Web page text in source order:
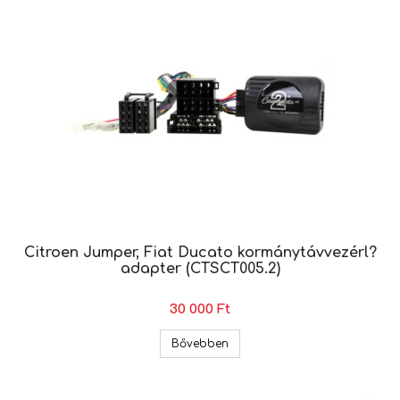
Citroen Jumper, Fiat Ducato kormánytávvezérl?
adapter (CTSCT005.2)
30 000 Ft
Bővebben